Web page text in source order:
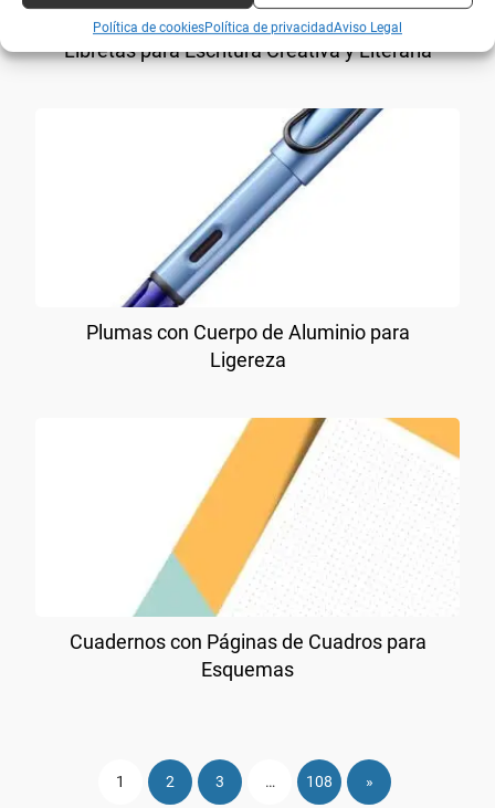
Política de cookiesPolítica de privacidadAviso Legal
Libretas para Escritura Creativa y Literaria
Plumas con Cuerpo de Aluminio para
Ligereza
Cuadernos con Páginas de Cuadros para
Esquemas
1 2 3 … 108 »